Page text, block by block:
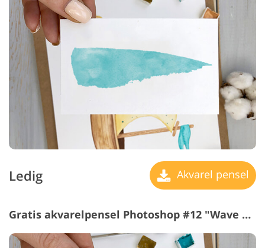
Ledig Akvarel pensel
Gratis akvarelpensel Photoshop #12 "Wave Crest"